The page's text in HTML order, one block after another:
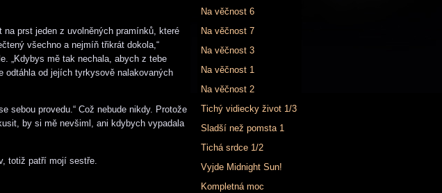
prst jeden z uvolněných pramínků, které
všechno a nejmíň třikrát dokola,“
„Kdybys mě tak nechala, abych z tebe
odtáhla od jejích tyrkysově nalakovaných
sebou provedu.“ Což nebude nikdy. Protože
by si mě nevšiml, ani kdybych vypadala
totiž patří mojí sestře.
Na věčnost 6
Na věčnost 7
Na věčnost 3
Na věčnost 1
Na věčnost 2
Tichý vidiecky život 1/3
Sladší než pomsta 1
Tichá srdce 1/2
Vyjde Midnight Sun!
Kompletná moc